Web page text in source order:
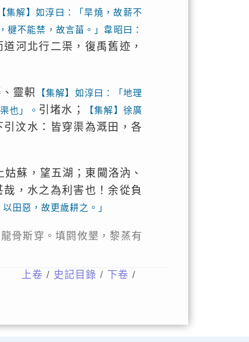
【集解】如淳曰：「旱燒，故薪不
楗不能禁，故言菑。」韋昭曰：
河北行二渠，復禹舊迹，
靈軹
【集解】如淳曰：「地理
也」。 引堵水；
【集解】徐廣
引汶水：皆穿渠為溉田，各
姑蘇，望五湖；東闚洛汭、
，水之為利害也！余從負
田惡，故更歲耕之。」
骨斯穿。填閼攸墾，黎蒸有
上卷 / 史記目錄 / 下卷 /